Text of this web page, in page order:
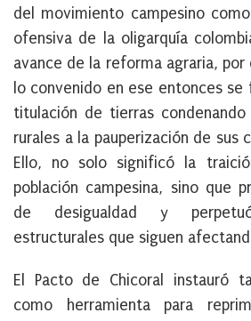
del movimiento campesino
ofensiva de la oligarquía
avance de la reforma agraria,
lo convenido en ese entonces
titulación de tierras
rurales a la pauperización de sus
Ello, no solo significó la
población campesina, sino que
de desigualdad y
estructurales que siguen
El Pacto de Chicoral instauró
como herramienta para